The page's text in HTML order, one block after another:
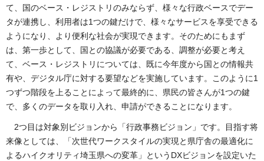
て、国のベース・レジストリのみならず、様々な行政ベースでデー
タが連携し、利用者は1つの鍵だけで、様々なサービスを享受できる
ようになり、より便利な社会が実現できます。そのためにもまず
は、第一歩として、国との協議が必要である、調整が必要と考え
て、ベース・レジストリについては、既に今年度から国との情報共
有や、デジタル庁に対する要望などを実施しています。このように1
つずつ階段を上ることによって最終的に、県民の皆さんが1つの鍵
で、多くのデータを取り入れ、申請ができることになります。
2つ目は対象別ビジョンから「行政事務ビジョン」です。目指す将
来像としては、「次世代ワークスタイルの実現と県庁舎の最適化に
よるハイクオリティ埼玉県への変革」というDXビジョンを設定いた